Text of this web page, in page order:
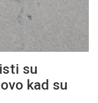
su
kad su